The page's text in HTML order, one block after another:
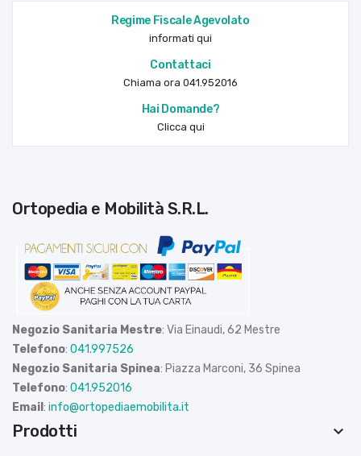
Regime Fiscale Agevolato
informati qui
Contattaci
Chiama ora 041.952016
Hai Domande?
Clicca qui
Ortopedia e Mobilità S.R.L.
Negozio Sanitaria Mestre: Via Einaudi, 62 Mestre
Telefono: 041.997526
Negozio Sanitaria Spinea: Piazza Marconi, 36 Spinea
Telefono: 041.952016
Email : info@ortopediaemobilita.it
Prodotti
keyboard_arrow_down